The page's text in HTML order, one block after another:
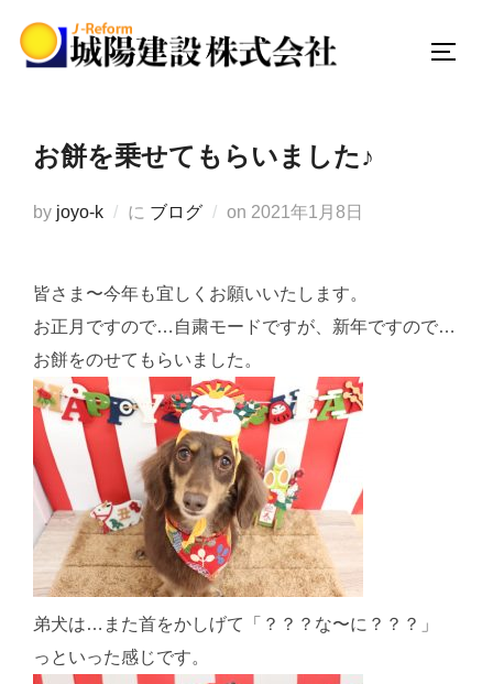
お餅を乗せてもらいました♪
by joyo-k に ブログ on 投
2021年1月8日
皆さま〜今年も宜しくお願いいたします。
お正月ですので…自粛モードですが、新年ですので…
お餅をのせてもらいました。
弟犬は…また首をかしげて「？？？な〜に？？？」
っといった感じです。